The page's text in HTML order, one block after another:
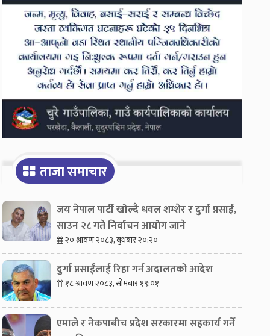
ताजा समाचार
जय नेपाल पार्टी खोल्दै धवल शम्शेर र दुर्गा प्रसाईं,
साउन २८ गते निर्वाचन आयोग जाने
२० श्रावण २०८३, बुधबार २०:२०
दुर्गा प्रसाईंलाई रिहा गर्न अदालतको आदेश
१८ श्रावण २०८३, सोमबार १९:०१
एमाले र नेकपाबीच प्रदेश सरकारमा सहकार्य गर्ने